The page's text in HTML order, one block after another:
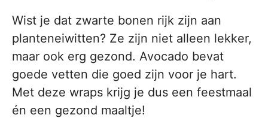
Wist je dat zwarte bonen rijk zijn aan
planteneiwitten? Ze zijn niet alleen lekker,
maar ook erg gezond. Avocado bevat
goede vetten die goed zijn voor je hart.
Met deze wraps krijg je dus een feestmaal
én een gezond maaltje!